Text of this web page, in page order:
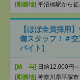
[勤務地] 平沼橋駅から
【ほぼ全員採用
備スタッフ！＃
バイト]
[給 与] 日給12,000円
[勤務地] 神奈川県平塚市